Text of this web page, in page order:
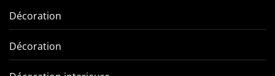
Décoration
Décoration